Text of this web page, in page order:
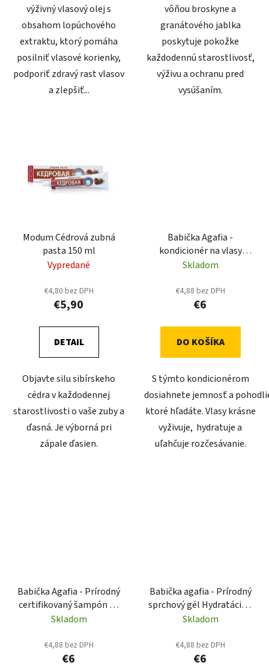
výživný vlasový olej s
obsahom lopúchového
extraktu, ktorý pomáha
posilniť vlasové korienky,
podporiť zdravý rast vlasov
a zlepšiť...
vôňou broskyne a
granátového jablka
poskytuje pokožke
každodennú starostlivosť,
výživu a ochranu pred
vysúšaním.
Modum Cédrová zubná
pasta 150 ml
Vypredané
€4,80 bez DPH
€5,90
DETAIL
Objavte silu sibírskeho
cédra v každodennej
starostlivosti o vaše zuby a
ďasná. Je výborná pri
zápale ďasien.
Babička Agafia -
kondicionér na vlasy
výživa a hydratácia 260ml
Skladom
€4,88 bez DPH
€6
DO KOŠÍKA
S týmto kondicionérom
dosiahnete jemnosť a
ktoré hľadáte. Vlasy krásne
vyživuje, hydratuje a
uľahčuje rozčesávanie.
Babička Agafia - Prírodný
certifikovaný šampón na
hĺbkovú starostlivosť o
Skladom
€4,88 bez DPH
€6
Babička agafia - Prírodný
sprchový gél Hydratácia a
sviežosť 260ml
Skladom
€4,88 bez DPH
€6